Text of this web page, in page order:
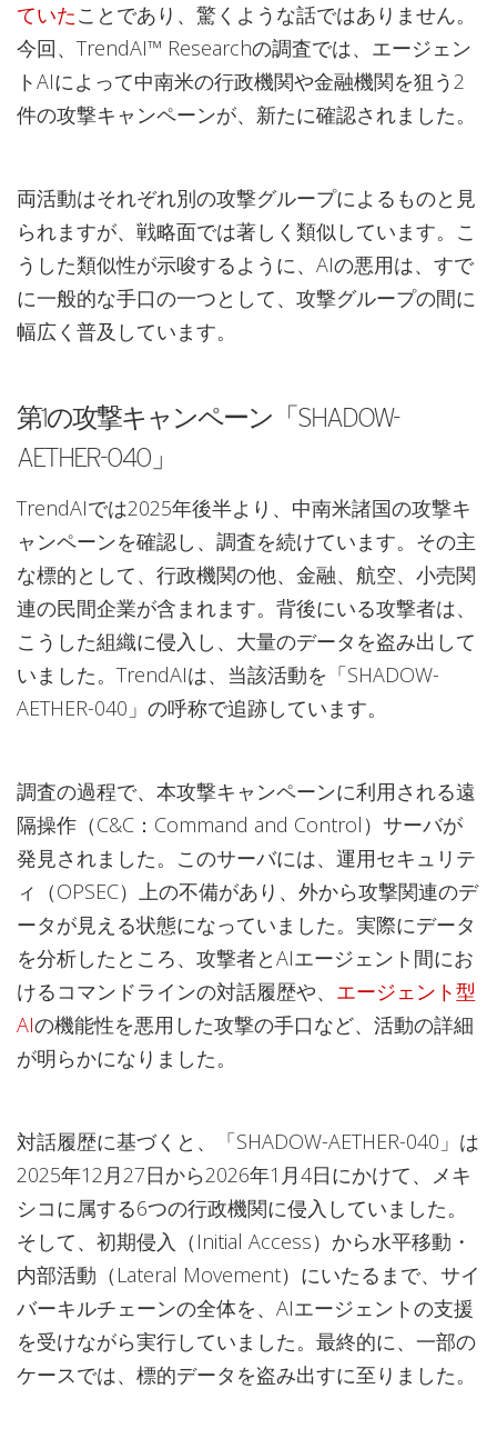
ていたことであり、驚くような話ではありません。
今回、TrendAI™ Researchの調査では、エージェン
トAIによって中南米の行政機関や金融機関を狙う2
件の攻撃キャンペーンが、新たに確認されました。
両活動はそれぞれ別の攻撃グループによるものと見
られますが、戦略面では著しく類似しています。こ
うした類似性が示唆するように、AIの悪用は、すで
に一般的な手口の一つとして、攻撃グループの間に
幅広く普及しています。
第1の攻撃キャンペーン「SHADOW-
AETHER-040」
TrendAIでは2025年後半より、中南米諸国の攻撃キ
ャンペーンを確認し、調査を続けています。その主
な標的として、行政機関の他、金融、航空、小売関
連の民間企業が含まれます。背後にいる攻撃者は、
こうした組織に侵入し、大量のデータを盗み出して
いました。TrendAIは、当該活動を「SHADOW-
AETHER-040」の呼称で追跡しています。
調査の過程で、本攻撃キャンペーンに利用される遠
隔操作（C&C：Command and Control）サーバが
発見されました。このサーバには、運用セキュリテ
ィ（OPSEC）上の不備があり、外から攻撃関連のデ
ータが見える状態になっていました。実際にデータ
を分析したところ、攻撃者とAIエージェント間にお
けるコマンドラインの対話履歴や、 エージェント型
AIの機能性を悪用した攻撃の手口など、活動の詳細
が明らかになりました。
対話履歴に基づくと、「SHADOW-AETHER-040」は
2025年12月27日から2026年1月4日にかけて、メキ
シコに属する6つの行政機関に侵入していました。
そして、初期侵入（Initial Access）から水平移動・
内部活動（Lateral Movement）にいたるまで、サイ
バーキルチェーンの全体を、AIエージェントの支援
を受けながら実行していました。最終的に、一部の
ケースでは、標的データを盗み出すに至りました。